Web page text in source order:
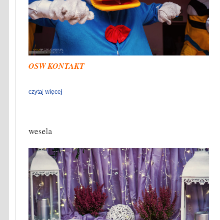
OSW KONTAKT
czytaj więcej
wesela